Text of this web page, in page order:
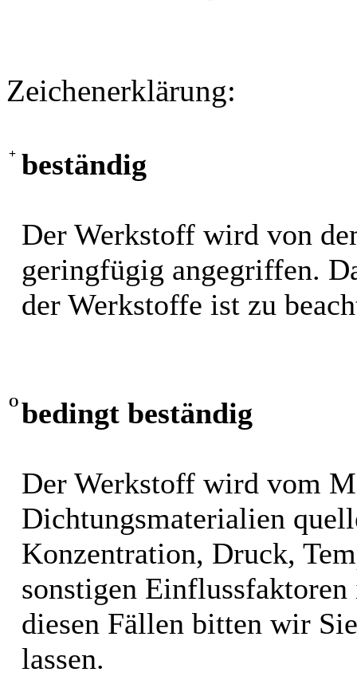
Zeichenerklärung:
+ beständig
Der Werkstoff wird von
geringfügig angegriffen.
der Werkstoffe ist zu
O bedingt beständig
Der Werkstoff wird vom
Dichtungsmaterialien
Konzentration, Druck,
sonstigen
diesen Fällen bitten wir
lassen.